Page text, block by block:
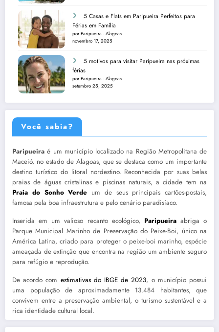
5 Casas e Flats em Paripueira Perfeitos para
Férias em Família
por Paripueira - Alagoas
novembro 17, 2025
5 motivos para visitar Paripueira nas próximas
férias
por Paripueira - Alagoas
setembro 25, 2025
Você sabia?
Paripueira é um município localizado na Região Metropolitana de
Maceió, no estado de Alagoas, que se destaca como um importante
destino turístico do litoral nordestino. Reconhecida por suas belas
praias de águas cristalinas e piscinas naturais, a cidade tem na
Praia do Sonho Verde um de seus principais cartões-postais,
famosa pela boa infraestrutura e pelo cenário paradisíaco.
Inserida em um valioso recanto ecológico, Paripueiraabriga o
Parque Municipal Marinho de Preservação do Peixe-Boi, único na
América Latina, criado para proteger o peixe-boi marinho, espécie
ameaçada de extinção que encontra na região um ambiente seguro
para refúgio e reprodução.
De acordo com estimativas do IBGE de 2023, o município possui
uma população de aproximadamente 13.484 habitantes, que
convivem entre a preservação ambiental, o turismo sustentável e a
rica identidade cultural local.